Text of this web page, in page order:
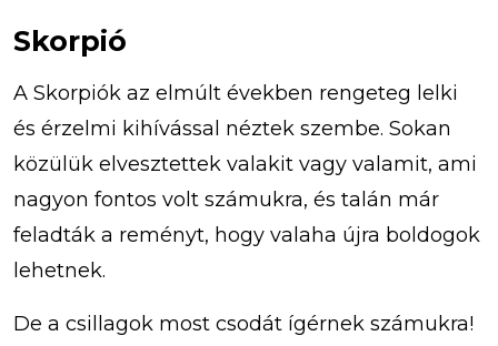
Skorpió
A Skorpiók az elmúlt években rengeteg lelki
és érzelmi kihívással néztek szembe. Sokan
közülük elvesztettek valakit vagy valamit, ami
nagyon fontos volt számukra, és talán már
feladták a reményt, hogy valaha újra boldogok
lehetnek.
De a csillagok most csodát ígérnek számukra!